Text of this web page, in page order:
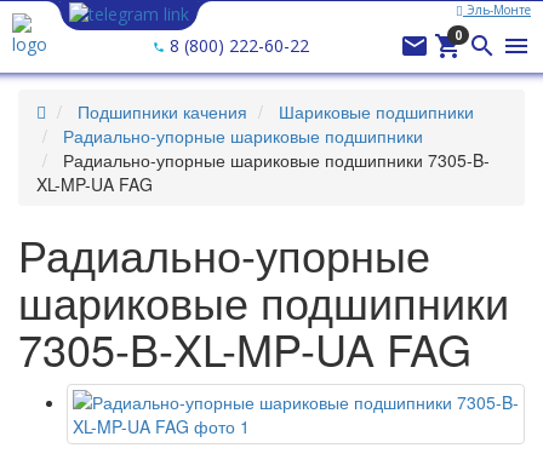
Эль-Монте
8 (800) 222-60-22  
0  
Подшипники качения
Шариковые подшипники
Радиально-упорные шариковые подшипники
Радиально-упорные шариковые подшипники 7305-B-
XL-MP-UA FAG
Радиально-упорные
шариковые подшипники
7305-B-XL-MP-UA FAG